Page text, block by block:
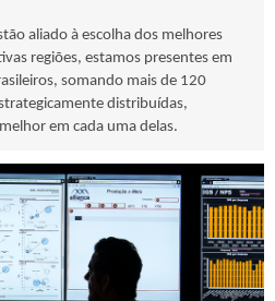
aliado à escolha dos melhores
regiões, estamos presentes em
somando mais de 120
distribuídas,
em cada uma delas.